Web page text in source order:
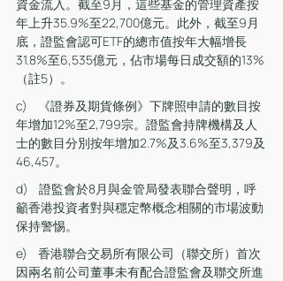
資金流入。截至9月，這些基金的管理資產按
年上升35.9%至22,700億元。此外，截至9月
底，證監會認可ETF的總市值按年大幅增長
31.8%至6,535億元，佔市場每日成交額的13%
（註5）。
c)    《證券及期貨條例》下牌照申請的數目按
年增加12%至2,799宗。證監會持牌機構及人
士的數目分別按年增加2.7%及3.6%至3,379及
46,457。
d)    證監會於8月與金管局發表聯合聲明，呼
籲香港投資者對與穩定幣概念相關的市場波動
保持警惕。
e)    香港聯合交易所有限公司（聯交所）首次
因兩名前公司董事未有配合證監會及聯交所進